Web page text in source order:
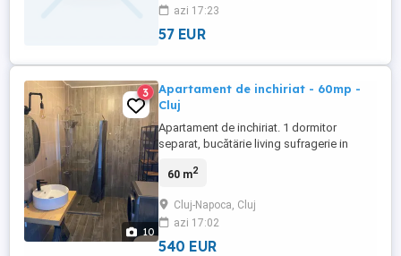
azi 17:23
57 EUR
10
3
Apartament de inchiriat - 60mp -
Cluj
Apartament de inchiriat. 1 dormitor
separat, bucătärie living sufragerie in
linistita cu spatii verzi deschise.
fără petreceri, fara drama, trebuie sa fie o
persoana matura, calma pentru a se
potrivi in aceasta zona frumoasa ...
60 m2
Cluj-Napoca, Cluj
azi 17:02
540 EUR